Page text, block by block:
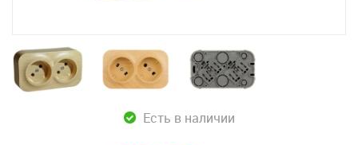
Есть в наличии